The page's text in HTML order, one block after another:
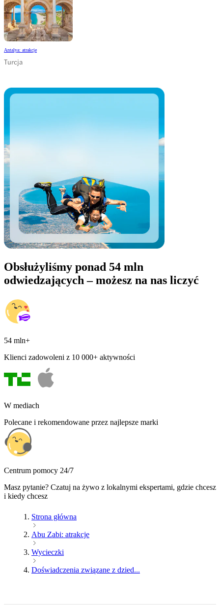
Antalya: atrakcje
Turcja
Obsłużyliśmy ponad 54 mln
odwiedzających – możesz na nas liczyć
54 mln+
Klienci zadowoleni z 10 000+ aktywności
W mediach
Polecane i rekomendowane przez najlepsze marki
Centrum pomocy 24/7
Masz pytanie? Czatuj na żywo z lokalnymi ekspertami, gdzie chcesz
i kiedy chcesz
Strona główna
Abu Zabi: atrakcje
Wycieczki
Doświadczenia związane z dzied...